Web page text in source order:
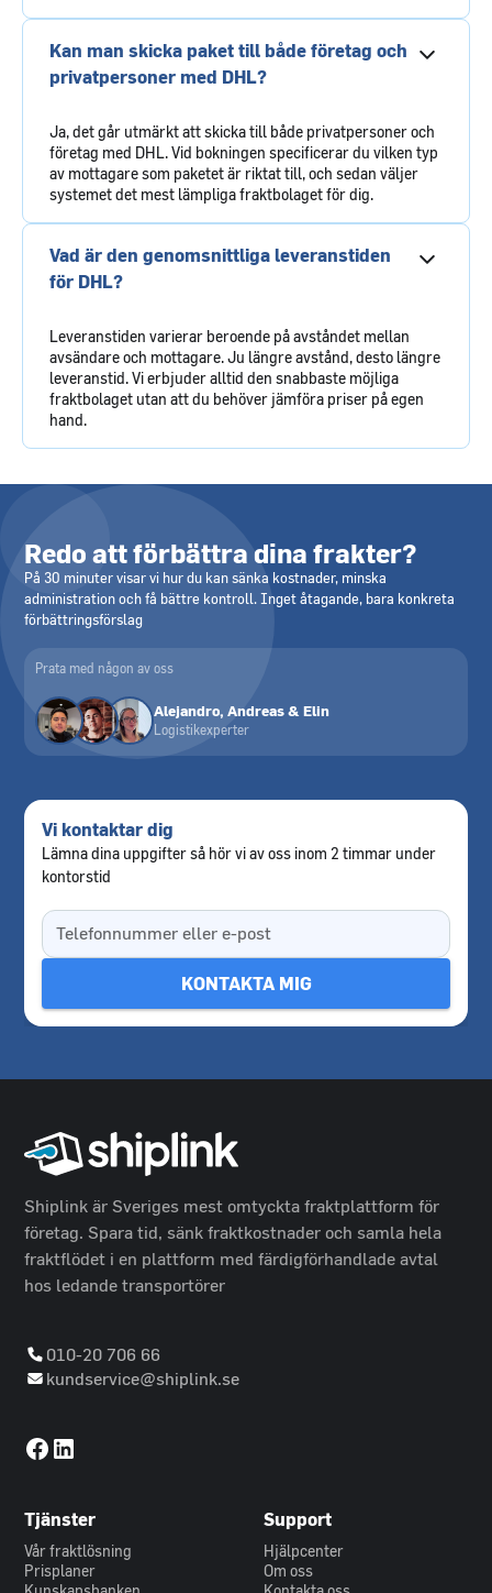
Kan man skicka paket till både företag och
privatpersoner med DHL?
Ja, det går utmärkt att skicka till både privatpersoner och
företag med DHL. Vid bokningen specificerar du vilken typ
av mottagare som paketet är riktat till, och sedan väljer
systemet det mest lämpliga fraktbolaget för dig.
Vad är den genomsnittliga leveranstiden
för DHL?
Leveranstiden varierar beroende på avståndet mellan
avsändare och mottagare. Ju längre avstånd, desto längre
leveranstid. Vi erbjuder alltid den snabbaste möjliga
fraktbolaget utan att du behöver jämföra priser på egen
hand.
Redo att förbättra dina frakter?
På 30 minuter visar vi hur du kan sänka kostnader, minska
administration och få bättre kontroll. Inget åtagande, bara konkreta
förbättringsförslag
Prata med någon av oss
Alejandro, Andreas & Elin
Logistikexperter
Vi kontaktar dig
Lämna dina uppgifter så hör vi av oss inom 2 timmar under
kontorstid
Shiplink är Sveriges mest omtyckta fraktplattform för
företag. Spara tid, sänk fraktkostnader och samla hela
fraktflödet i en plattform med färdigförhandlade avtal
hos ledande transportörer
010-20 706 66
kundservice@shiplink.se
Tjänster
Vår fraktlösning
Prisplaner
Support
Hjälpcenter
Om oss